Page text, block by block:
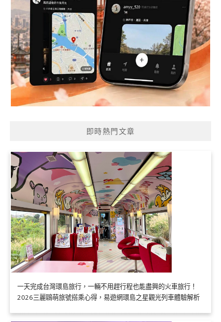
即時熱門文章
一天完成台灣環島旅行，一輛不用趕行程也能盡興的火車旅行！
2026三麗鷗萌旅號搭乘心得，易遊網環島之星觀光列車體驗解析